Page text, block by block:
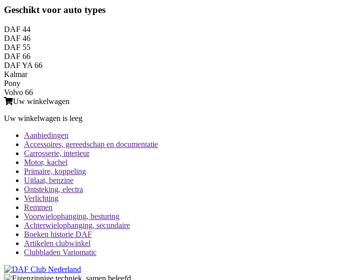
Geschikt voor auto types
DAF 44
DAF 46
DAF 55
DAF 66
DAF YA 66
Kalmar
Pony
Volvo 66
Uw winkelwagen
Uw winkelwagen is leeg
Aanbiedingen
Accessoires, gereedschap en documentatie
Carrosserie, interieur
Motor, kachel
Primaire, koppeling
Uitlaat, benzine
Ontsteking, electra
Verlichting
Remmen
Voorwielophanging, besturing
Achterwielophanging, secundaire
Boeken historie DAF
Artikelen clubwinkel
Clubbladen Variomatic